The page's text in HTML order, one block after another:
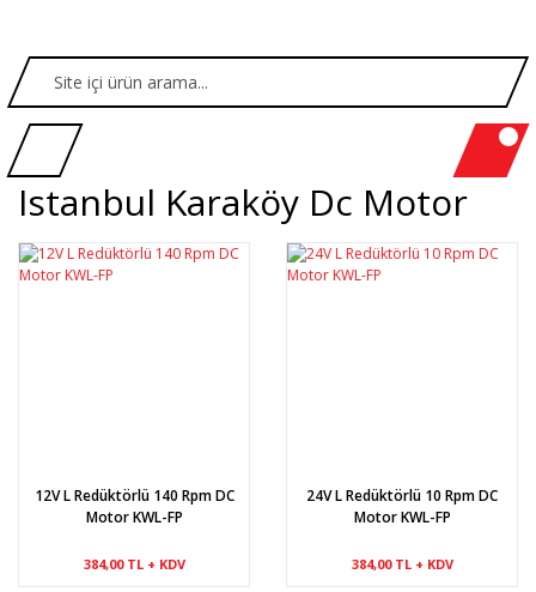
Istanbul Karaköy Dc Motor
12V L Redüktörlü 140 Rpm DC
Motor KWL-FP
384,00 TL + KDV
24V L Redüktörlü 10 Rpm DC
Motor KWL-FP
384,00 TL + KDV